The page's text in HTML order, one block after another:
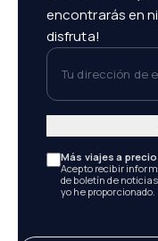
encontrarás en
disfruta!
Tu dirección de
Más viajes a
Acepto recibir
de boletín de
yo he proporcionado.